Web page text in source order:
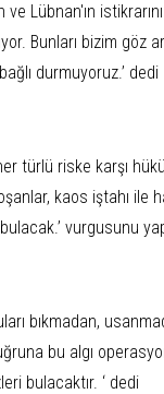
Lübnan'ın
Bunları bizim göz
durmuyoruz.’ dedi
türlü riske karşı
kaos iştahı
vurgusunu
bıkmadan,
bu algı
bulacaktır. ‘ dedi